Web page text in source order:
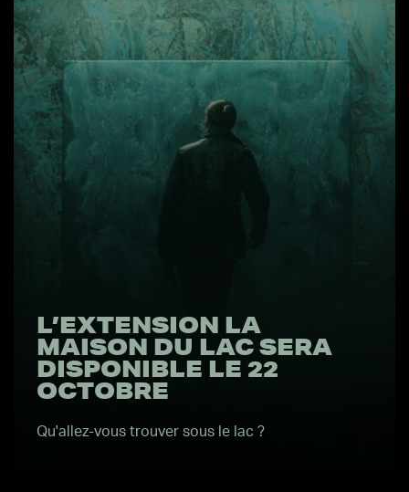
L’EXTENSION LA
MAISON DU LAC SERA
DISPONIBLE LE 22
OCTOBRE
Qu'allez-vous trouver sous le lac ?